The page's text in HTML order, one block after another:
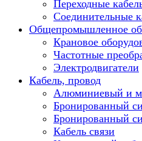
Переходные
Соединительные
Общепромышленное
Крановое
Частотные
Электродвигатели
Кабель, провод
Алюминиевый и
Бронированный
Бронированный
Кабель связи